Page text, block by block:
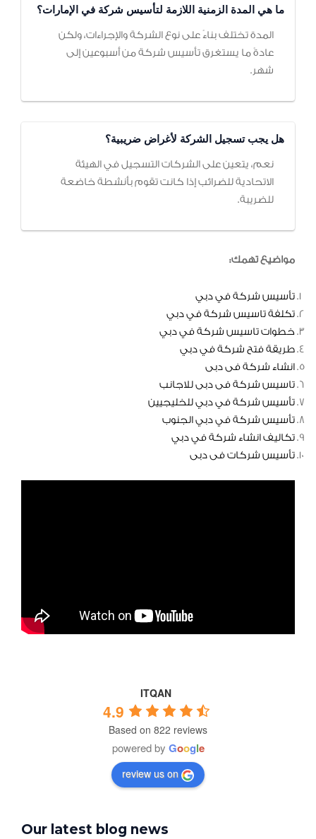
ما هي المدة الزمنية اللازمة لتأسيس شركة في الإمارات؟
المدة تختلف بناءً على نوع الشركة والإجراءات، ولكن
عادةً ما يستغرق تأسيس شركة من أسبوعين إلى
شهر.
هل يجب تسجيل الشركة لأغراض ضريبية؟
نعم، يتعين على الشركات التسجيل في الهيئة
الاتحادية للضرائب إذا كانت تقوم بأنشطة خاضعة
للضريبة.
مواضيع تهمك:
تأسيس شركة في دبي
تكلفة تاسيس شركة في دبي
خطوات تاسيس شركة في دبي
طريقة فتح شركة في دبي
انشاء شركة فى دبى
تاسيس شركة فى دبى للاجانب
تأسيس شركة في دبي للخليجيين
تأسيس شركة في دبي الجنوب
تكاليف انشاء شركة في دبي
تأسيس شركات فى دبى
ITQAN
4.9
Based on 822 reviews
powered by Google
review us on
Our latest blog news